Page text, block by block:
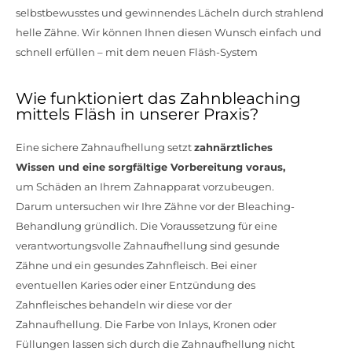
selbstbewusstes und gewinnendes Lächeln durch strahlend
helle Zähne. Wir können Ihnen diesen Wunsch einfach und
schnell erfüllen – mit dem neuen Fläsh-System
Wie funktioniert das Zahnbleaching
mittels Fläsh in unserer Praxis?
Eine sichere Zahnaufhellung setzt zahnärztliches
Wissen und eine sorgfältige Vorbereitung voraus,
um Schäden an Ihrem Zahnapparat vorzubeugen.
Darum untersuchen wir Ihre Zähne vor der Bleaching-
Behandlung gründlich. Die Voraussetzung für eine
verantwortungsvolle Zahnaufhellung sind gesunde
Zähne und ein gesundes Zahnfleisch. Bei einer
eventuellen Karies oder einer Entzündung des
Zahnfleisches behandeln wir diese vor der
Zahnaufhellung. Die Farbe von Inlays, Kronen oder
Füllungen lassen sich durch die Zahnaufhellung nicht